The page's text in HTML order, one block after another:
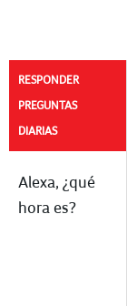
RESPONDER
PREGUNTAS
DIARIAS
Alexa, ¿qué
hora es?